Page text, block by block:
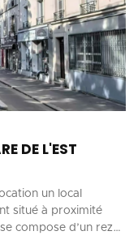
DE L'EST
un local
situé à proximité
compose d’un rez-